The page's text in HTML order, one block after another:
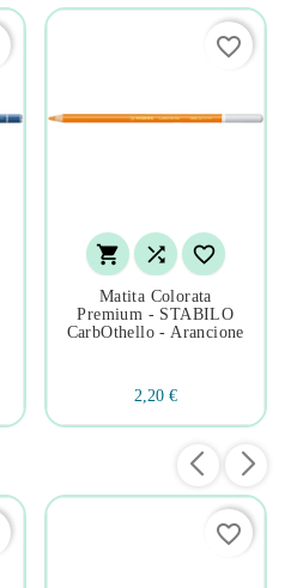
  
Matita Colorata
Premium - STABILO
CarbOthello - Arancione
2,20 €
favorite_border
favorite_border